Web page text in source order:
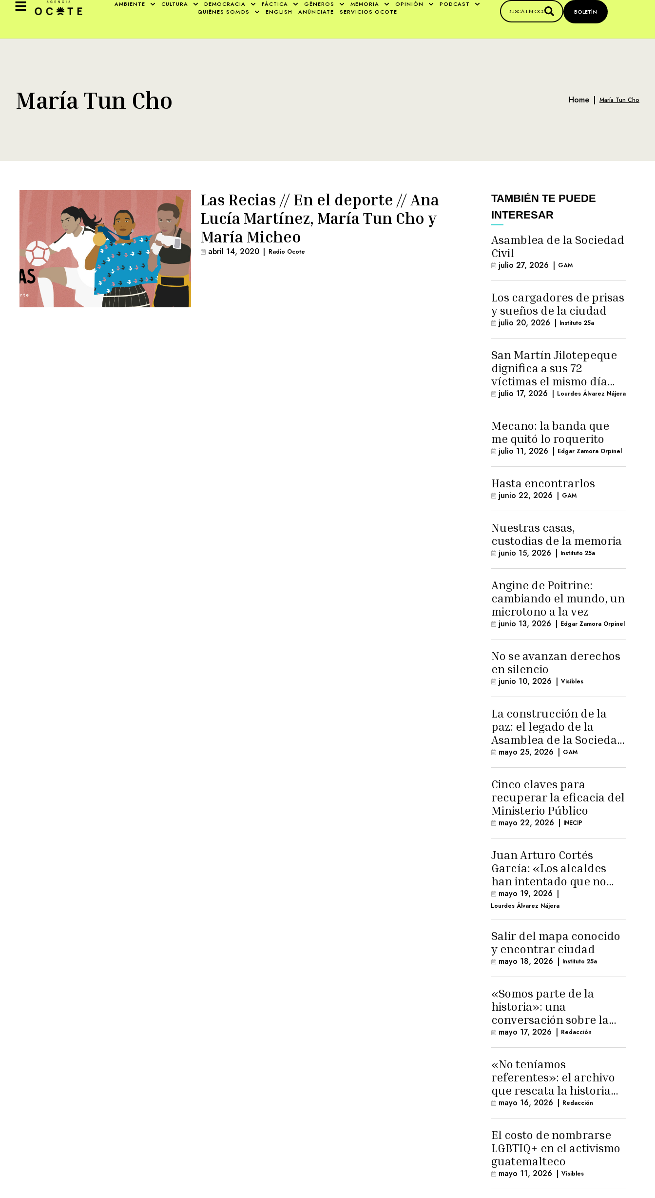
AMBIENTE CULTURA DEMOCRACIA FÁCTICA GÉNEROS MEMORIA OPINIÓN
PODCAST
QUIÉNES SOMOS
ENGLISH ANÚNCIATE SERVICIOS OCOTE BOLETÍN
María Tun Cho Home | María Tun Cho
Las Recias // En el deporte // Ana
Lucía Martínez, María Tun Cho y
María Micheo
abril 14, 2020 | Radio Ocote
TAMBIÉN TE PUEDE
INTERESAR
Asamblea de la Sociedad
Civil
julio 27, 2026 | GAM
Los cargadores de prisas
y sueños de la ciudad
julio 20, 2026 | Instituto 25a
San Martín Jilotepeque
dignifica a sus 72
víctimas el mismo día
que Benedicto Lucas
logra arresto
domiciliario
julio 17, 2026 | Lourdes Álvarez Nájera
Mecano: la banda que
me quitó lo roquerito
julio 11, 2026 | Edgar Zamora Orpinel
Hasta encontrarlos
junio 22, 2026 | GAM
Nuestras casas,
custodias de la memoria
junio 15, 2026 | Instituto 25a
Angine de Poitrine:
cambiando el mundo, un
microtono a la vez
junio 13, 2026 | Edgar Zamora Orpinel
No se avanzan derechos
en silencio
junio 10, 2026 | Visibles
La construcción de la
paz: el legado de la
Asamblea de la Sociedad
Civil
mayo 25, 2026 | GAM
Cinco claves para
recuperar la eficacia del
Ministerio Público
mayo 22, 2026 | INECIP
Juan Arturo Cortés
García: «Los alcaldes
han intentado que no
exista el terreno
comunal»
mayo 19, 2026 |
Lourdes Álvarez Nájera
Salir del mapa conocido
y encontrar ciudad
mayo 18, 2026 | Instituto 25a
«Somos parte de la
historia»: una
conversación sobre la
memoria trans
masculina
mayo 17, 2026 | Redacción
«No teníamos
referentes»: el archivo
que rescata la historia
trans masculina en
Latinoamérica
mayo 16, 2026 | Redacción
El costo de nombrarse
LGBTIQ+ en el activismo
guatemalteco
mayo 11, 2026 | Visibles